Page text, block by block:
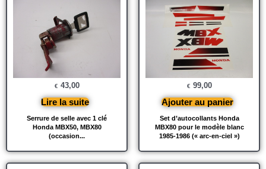
Serrure de selle avec 1 clé
Honda MBX50, MBX80
(occasion...
€ 43,00
Lire la suite
Set d’autocollants Honda
MBX80 pour le modèle blanc
1985-1986 (« arc-en-ciel »)
€ 99,00
Ajouter au panier